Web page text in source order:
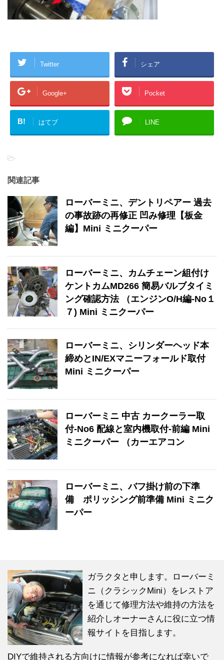
Twitter シェア
Google+ Pocket
B! はてブ LINE
-
関連記事
ローバーミニ、デントリペアー 過去
の事故跡の再修正 凹み修理【板金
編】Mini ミニクーパー
ローバーミニ、カムチェーン組付け
ケントカムMD266 簡易バルブタイミ
ング確認方法 （エンジンO/H編-No１
７) Mini ミニクーパー
ローバーミニ、シリンダーヘッド本
締めとIN/EXマニーフォールド取付
Mini ミニクーパー
ローバーミニ 中古 カークーラー取
付-No6 配線と室内機取付-前編 Mini
ミニクーパー （カーエアコン
ローバーミニ、バフ掛け前の下準
備 ポリッシング前準備 Mini ミニク
ーパー
ガラクタと申します。ローバーミ
ニ（クラシックMini）をレストア
を通じて修理方法や維持の方法を
紹介しオーナーさんに役に立つ情
報サイトを目指します。
DIYで維持される方向けに情報が参考になれば幸いで